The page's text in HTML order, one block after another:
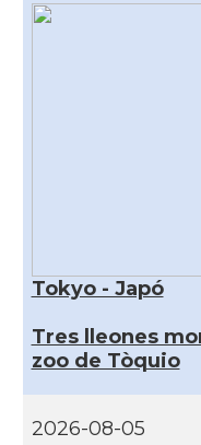
Tokyo - Japó
Tres lleones
zoo de Tòquio
2026-08-05